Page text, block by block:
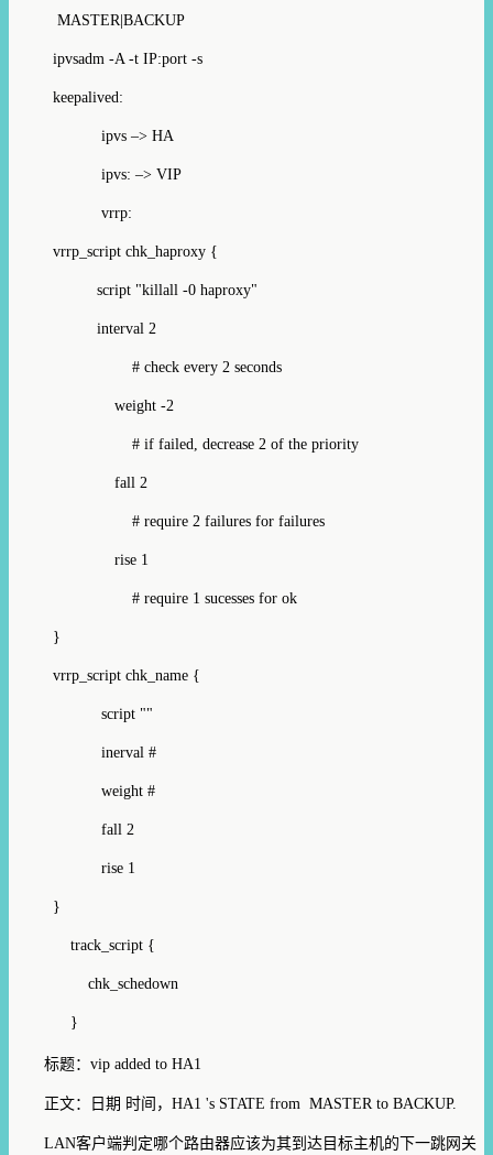
MASTER|BACKUP
ipvsadm -A -t IP:port -s
keepalived:
ipvs –> HA
ipvs: –> VIP
vrrp:
vrrp_script chk_haproxy {
script "killall -0 haproxy"
interval 2
# check every 2 seconds
weight -2
# if failed, decrease 2 of the priority
fall 2
# require 2 failures for failures
rise 1
# require 1 sucesses for ok
}
vrrp_script chk_name {
script ""
inerval #
weight #
fall 2
rise 1
}
track_script {
chk_schedown
}
标题：vip added to HA1
正文：日期 时间，HA1 's STATE from MASTER to BACKUP.
LAN客户端判定哪个路由器应该为其到达目标主机的下一跳网关